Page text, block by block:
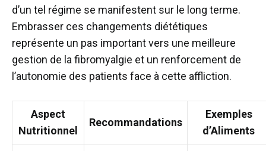
d’un tel régime se manifestent sur le long terme.
Embrasser ces changements diététiques
représente un pas important vers une meilleure
gestion de la fibromyalgie et un renforcement de
l’autonomie des patients face à cette affliction.
Aspect
Nutritionnel
Recommandations
Exemples
d’Aliments